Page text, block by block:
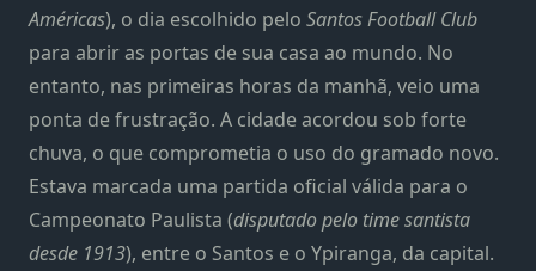
Américas), o dia escolhido pelo Santos Football Club
para abrir as portas de sua casa ao mundo. No
entanto, nas primeiras horas da manhã, veio uma
ponta de frustração. A cidade acordou sob forte
chuva, o que comprometia o uso do gramado novo.
Estava marcada uma partida oficial válida para o
Campeonato Paulista (disputado pelo time santista
desde 1913), entre o Santos e o Ypiranga, da capital.